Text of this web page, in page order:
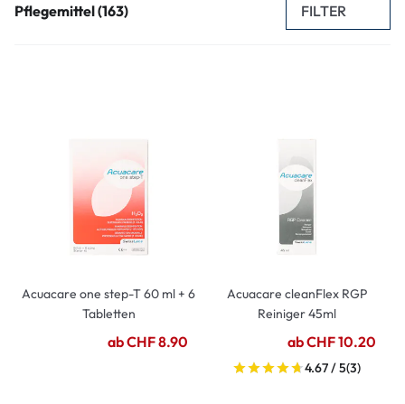
Pflegemittel (163) FILTER
Acuacare one step-T 60 ml + 6
Tabletten
ab CHF 8.90
Acuacare cleanFlex RGP
Reiniger 45ml
ab CHF 10.20
4.67 / 5(3)